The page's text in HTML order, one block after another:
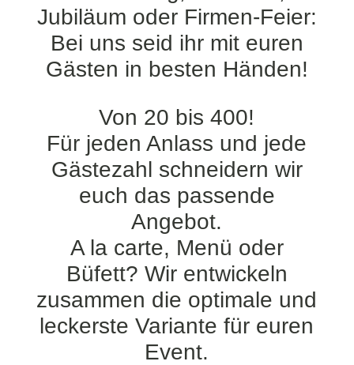
Jubiläum oder Firmen-Feier:
Bei uns seid ihr mit euren
Gästen in besten Händen!
Von 20 bis 400!
Für jeden Anlass und jede
Gästezahl schneidern wir
euch das passende
Angebot.
A la carte, Menü oder
Büfett? Wir entwickeln
zusammen die optimale und
leckerste Variante für euren
Event.